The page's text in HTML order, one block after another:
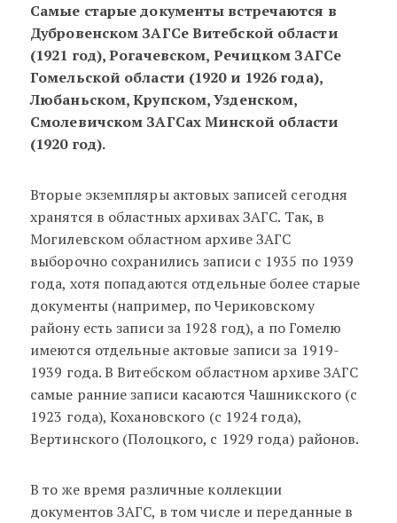
Самые старые документы встречаются в
Дубровенском ЗАГСе Витебской области
(1921 год), Рогачевском, Речицком ЗАГСе
Гомельской области (1920 и 1926 года),
Любаньском, Крупском, Узденском,
Смолевичском ЗАГСах Минской области
(1920 год).
Вторые экземпляры актовых записей сегодня
хранятся в областных архивах ЗАГС. Так, в
Могилевском областном архиве ЗАГС
выборочно сохранились записи с 1935 по 1939
года, хотя попадаются отдельные более старые
документы (например, по Чериковскому
району есть записи за 1928 год), а по Гомелю
имеются отдельные актовые записи за 1919-
1939 года. В Витебском областном архиве ЗАГС
самые ранние записи касаются Чашникского (с
1923 года), Кохановского (с 1924 года),
Вертинского (Полоцкого, с 1929 года) районов.
В то же время различные коллекции
документов ЗАГС, в том числе и переданные в